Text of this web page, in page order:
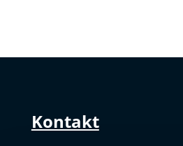
Kontakt